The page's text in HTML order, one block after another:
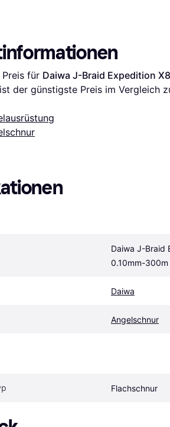
für Daiwa J-Braid Expedition
der günstigste Preis im Vergleich
Daiwa J-Braid
0.10mm-300m
Daiwa
Angelschnur
Flachschnur